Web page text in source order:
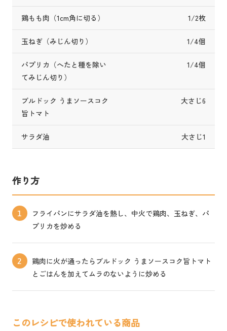
このレシピで使われている商品
鶏もも肉（1cm角に切る） 1/2枚
玉ねぎ（みじん切り） 1/4個
パプリカ（へたと種を除い
てみじん切り）
1/4個
ブルドック うまソースコク
旨トマト
大さじ6
サラダ油 大さじ1
作り方
1
フライパンにサラダ油を熱し、中火で鶏肉、玉ねぎ、パ
プリカを炒める
2
鶏肉に火が通ったらブルドック うまソースコク旨トマト
とごはんを加えてムラのないように炒める